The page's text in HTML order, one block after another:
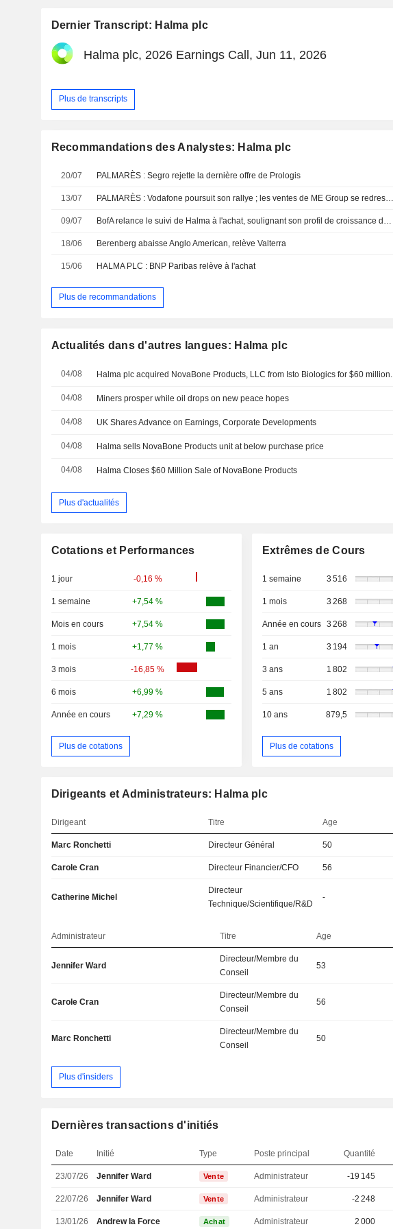
Dernier Transcript: Halma plc
Halma plc, 2026 Earnings Call, Jun 11, 2026
Plus de transcripts
Recommandations des Analystes: Halma plc
20/07 PALMARÈS : Segro rejette la dernière offre de Prologis
13/07
09/07
18/06 Berenberg abaisse Anglo American, relève Valterra
15/06 HALMA PLC : BNP Paribas relève à l'achat
Plus de recommandations
Actualités dans d'autres langues: Halma plc
04/08 Halma plc acquired NovaBone Products, LLC from Isto Biologics for $60 million.
04/08 Miners prosper while oil drops on new peace hopes
04/08 UK Shares Advance on Earnings, Corporate Developments
04/08 Halma sells NovaBone Products unit at below purchase price
04/08 Halma Closes $60 Million Sale of NovaBone Products
Plus d'actualités
Cotations et Performances
1 jour -0,16 %
1 semaine +7,54 %
Mois en cours +7,54 %
1 mois +1,77 %
3 mois -16,85 %
6 mois +6,99 %
Année en cours +7,29 %
Plus de cotations
Extrêmes de Cours
1 semaine 3 516
1 mois 3 268
Année en cours 3 268
1 an 3 194
3 ans 1 802
5 ans 1 802
10 ans 879,5
Plus de cotations
Dirigeants et Administrateurs: Halma plc
Dirigeant Titre Age
Marc Ronchetti Directeur Général 50
Carole Cran Directeur Financier/CFO 56
Catherine Michel
Directeur
Technique/Scientifique/R&D
-
Administrateur Titre Age
Jennifer Ward
Directeur/Membre du
Conseil
53
Carole Cran
Directeur/Membre du
Conseil
56
Marc Ronchetti
Directeur/Membre du
Conseil
50
Plus d'insiders
Dernières transactions d'initiés
Date Initié Type Poste principal Quantité
23/07/26 Jennifer Ward Vente Administrateur -19 145
22/07/26 Jennifer Ward Vente Administrateur -2 248
13/01/26 Andrew la Force Achat Administrateur 2 000